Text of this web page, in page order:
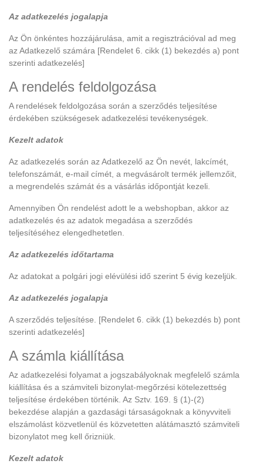
Az adatkezelés jogalapja
Az Ön önkéntes hozzájárulása, amit a regisztrációval ad meg
az Adatkezelő számára [Rendelet 6. cikk (1) bekezdés a) pont
szerinti adatkezelés]
A rendelés feldolgozása
A rendelések feldolgozása során a szerződés teljesítése
érdekében szükségesek adatkezelési tevékenységek.
Kezelt adatok
Az adatkezelés során az Adatkezelő az Ön nevét, lakcímét,
telefonszámát, e-mail címét, a megvásárolt termék jellemzőit,
a megrendelés számát és a vásárlás időpontját kezeli.
Amennyiben Ön rendelést adott le a webshopban, akkor az
adatkezelés és az adatok megadása a szerződés
teljesítéséhez elengedhetetlen.
Az adatkezelés időtartama
Az adatokat a polgári jogi elévülési idő szerint 5 évig kezeljük.
Az adatkezelés jogalapja
A szerződés teljesítése. [Rendelet 6. cikk (1) bekezdés b) pont
szerinti adatkezelés]
A számla kiállítása
Az adatkezelési folyamat a jogszabályoknak megfelelő számla
kiállítása és a számviteli bizonylat-megőrzési kötelezettség
teljesítése érdekében történik. Az Sztv. 169. § (1)-(2)
bekezdése alapján a gazdasági társaságoknak a könyvviteli
elszámolást közvetlenül és közvetetten alátámasztó számviteli
bizonylatot meg kell őrizniük.
Kezelt adatok